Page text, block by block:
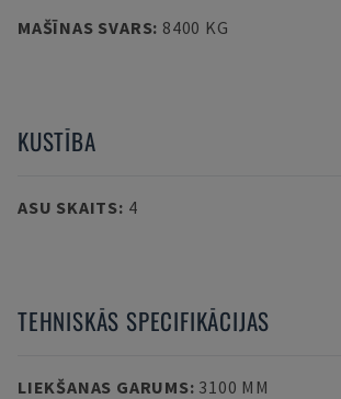
MAŠĪNAS SVARS: 8400 KG
KUSTĪBA
ASU SKAITS: 4
TEHNISKĀS SPECIFIKĀCIJAS
LIEKŠANAS GARUMS: 3100 MM